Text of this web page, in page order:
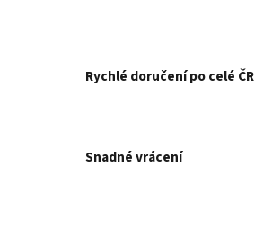
Rychlé doručení po celé ČR
Snadné vrácení